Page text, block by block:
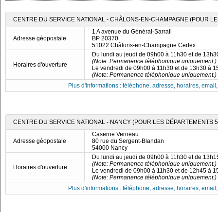
CENTRE DU SERVICE NATIONAL - CHÂLONS-EN-CHAMPAGNE (POUR
Adresse géopostale
1 A avenue du Général-Sarrail
BP 20370
51022 Châlons-en-Champagne Cedex
Horaires d'ouverture
Du lundi au jeudi de 09h00 à 11h30 et de
(Note: Permanence téléphonique uniquement.)
Le vendredi de 09h00 à 11h30 et de 13h30 à
(Note: Permanence téléphonique uniquement.)
Plus d'informations : téléphone, adresse, horaires,
CENTRE DU SERVICE NATIONAL - NANCY (POUR LES DÉPARTEMENTS
Adresse géopostale
Caserne Verneau
80 rue du Sergent-Blandan
54000 Nancy
Horaires d'ouverture
Du lundi au jeudi de 09h00 à 11h30 et de
(Note: Permanence téléphonique uniquement.)
Le vendredi de 09h00 à 11h30 et de 12h45 à
(Note: Permanence téléphonique uniquement.)
Plus d'informations : téléphone, adresse, horaires,